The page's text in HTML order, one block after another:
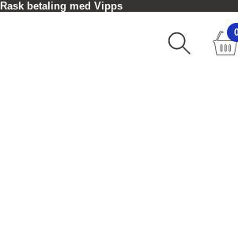
Rask betaling med Vipps